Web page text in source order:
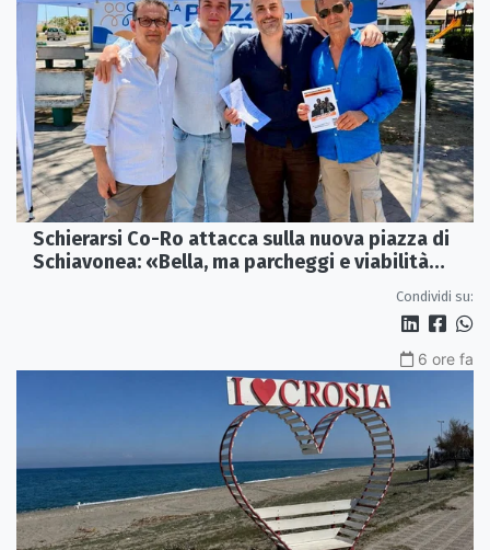
Schierarsi Co-Ro attacca sulla nuova piazza di
Schiavonea: «Bella, ma parcheggi e viabilità
Condividi su:
6 ore fa